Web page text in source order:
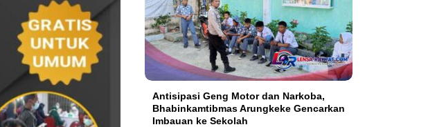
Antisipasi Geng Motor dan Narkoba,
Bhabinkamtibmas Arungkeke Gencarkan
Imbauan ke Sekolah